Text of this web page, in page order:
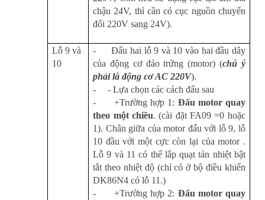
chậu 24V, thì cần có cục nguồn chuyển
đổi 220V sang 24V).
Lỗ 9 và
10
-
Đấu hai lỗ 9 và 10 vào hai đầu dây
của động cơ đảo trứng (motor) (chú ý
phải là động cơ AC 220V).
-
- Lựa chọn các cách đấu sau
-
+Trường hợp 1: Đấu motor quay
theo một chiều. (cài đặt FA09 =0 hoặc
1). Chân giữa của motor đấu với lỗ 9, lỗ
10 đầu với một cực còn lại của motor .
Lỗ 9 và 11 có thể lắp quạt tản nhiệt bật
tắt theo nhiệt độ (chỉ có ở bộ điều khiển
DK86N4 có lỗ 11.)
-
+Trường hợp 2: Đấu motor quay